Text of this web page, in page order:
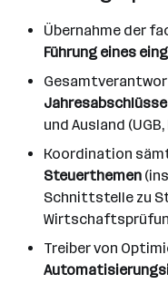
Übernahme der
Führung eines
und Ausland (UGB,
Koordination
Steuerthemen
Schnittstelle zu
Treiber von